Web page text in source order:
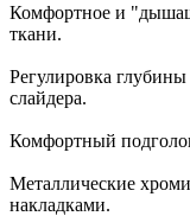
Комфортное и
ткани.
Регулировка
слайдера.
Комфортный
Металлические
накладками.